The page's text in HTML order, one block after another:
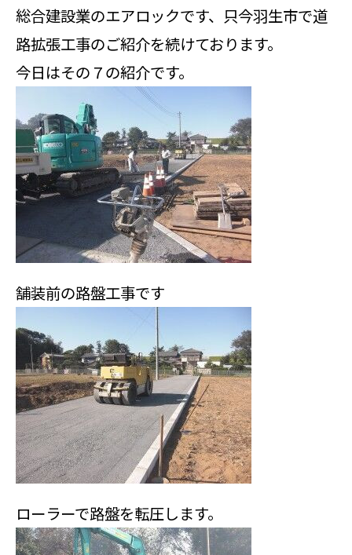
総合建設業のエアロックです、只今羽生市で道
路拡張工事のご紹介を続けております。
今日はその７の紹介です。
舗装前の路盤工事です
ローラーで路盤を転圧します。